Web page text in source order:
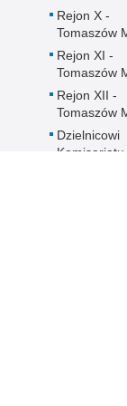
Rejon X -
Tomaszów
Rejon XI -
Tomaszów
Rejon XII -
Tomaszów
Dzielnicowi
Komisariatu